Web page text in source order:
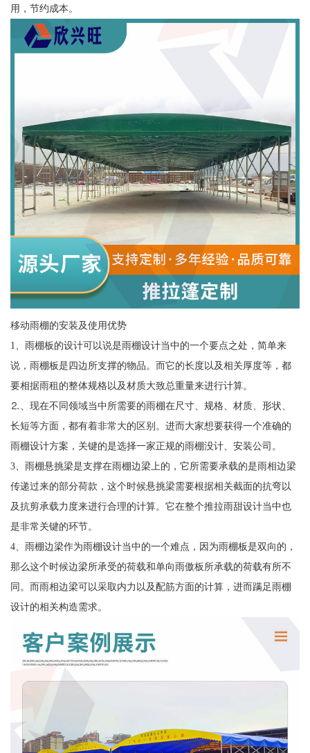
用，节约成本。
移动雨棚的安装及使用优势
1、雨棚板的设计可以说是雨棚设计当中的一个要点之处，简单来
说，雨棚板是四边所支撑的物品。而它的长度以及相关厚度等，都
要相据雨租的整体规格以及材质大致总重量来进行计算。
⒉、现在不同领域当中所需要的雨棚在尺寸、规格、材质、形状、
长短等方面，都有着非常大的区别。进而大家想要获得一个准确的
雨棚设计方案，关键的是选择一家正规的雨棚没计、安装公司。
3、雨棚悬挑梁是支撑在雨棚边梁上的，它所需要承载的是雨相边梁
传递过来的部分荷款，这个时候悬挑梁需要根据相关截面的抗弯以
及抗剪承载力度来进行合理的计算。它在整个推拉雨甜设计当中也
是非常关键的环节。
4、雨棚边梁作为雨棚设计当中的一个难点，因为雨棚板是双向的，
那么这个时候边梁所承受的荷载和单向雨傲板所承载的荷载有所不
同。而雨相边梁可以采取内力以及配筋方面的计算，进而蹒足雨棚
设计的相关构造需求。